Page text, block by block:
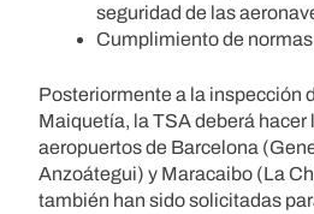
seguridad de las
Cumplimiento de
Posteriormente a la inspección
Maiquetía, la TSA deberá hacer
aeropuertos de Barcelona
Anzoátegui) y Maracaibo (La
también han sido solicitadas